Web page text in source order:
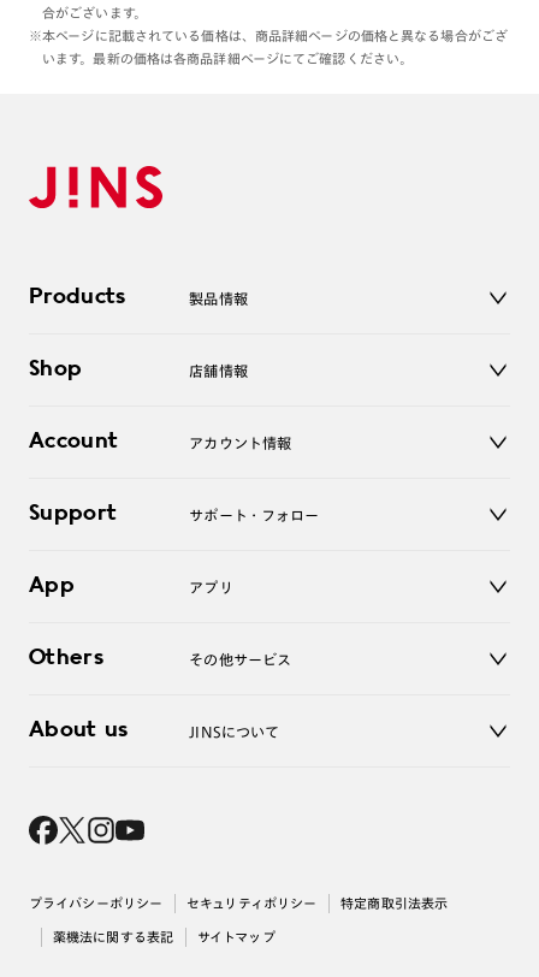
合がございます。
※本ページに記載されている価格は、商品詳細ページの価格と異なる場合がござ
います。最新の価格は各商品詳細ページにてご確認ください。
Products 製品情報
サングラス
コンタクトレンズ
アクセサリー
Shop 店舗情報
オンラインショップ
Account アカウント情報
ログアウト
Support サポート・フォロー
よくあるご質問
お問い合わせ
App アプリ
Others その他サービス
レンズ交換
About us JINSについて
採用情報
出店について
プライバシーポリシー セキュリティポリシー 特定商取引法表示
薬機法に関する表記 サイトマップ